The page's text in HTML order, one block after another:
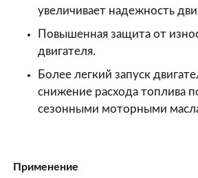
увеличивает надежность
Повышенная защита от
двигателя.
Более легкий запуск
снижение расхода топлива
сезонными моторными
Применение